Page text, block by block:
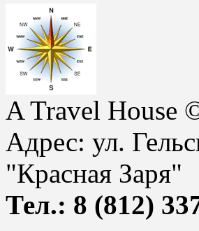
ATravel House
Адрес: ул.
"Красная Заря"
Тел.: 8 (812)